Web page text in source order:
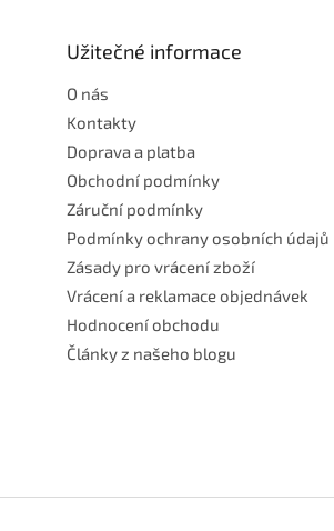
Užitečné informace
O nás
Kontakty
Doprava a platba
Obchodní podmínky
Záruční podmínky
Podmínky ochrany osobních údajů
Zásady pro vrácení zboží
Vrácení a reklamace objednávek
Hodnocení obchodu
Články z našeho blogu